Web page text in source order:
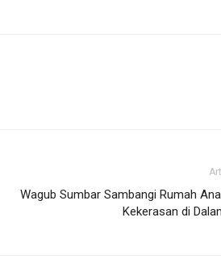
Wagub Sumbar Sambangi Rumah
Kekerasan di